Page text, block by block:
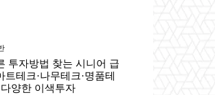
투자방법 찾는 시니어 급
테크·나무테크·명품테
양한 이색투자